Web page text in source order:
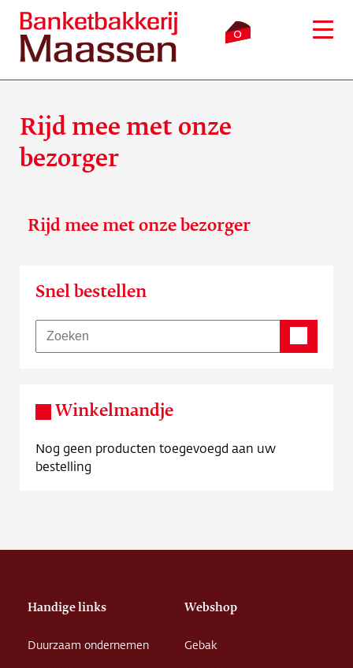
0
Inloggen
Bezorging
Vacature
Rijd mee met onze
bezorger
Rijd mee met onze bezorger
Snel bestellen
Winkelmandje
Nog geen producten toegevoegd aan uw
bestelling
Handige links
Duurzaam ondernemen
Webshop
Gebak